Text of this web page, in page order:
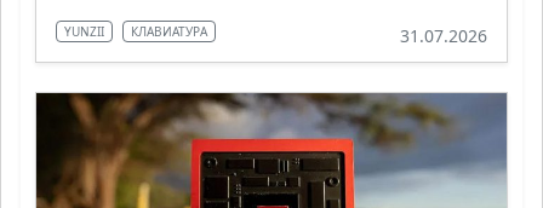
YUNZII КЛАВИАТУРА 31.07.2026